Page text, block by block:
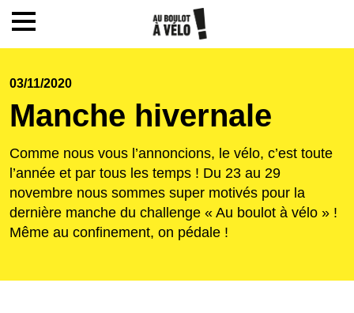
Accueil
Le challenge
Inscription
Ecoles
03/11/2020
Manche hivernale
Comme nous vous l’annoncions, le vélo, c’est toute
l’année et par tous les temps ! Du 23 au 29
novembre nous sommes super motivés pour la
dernière manche du challenge « Au boulot à vélo » !
Même au confinement, on pédale !